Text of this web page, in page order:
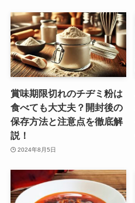
賞味期限切れのチヂミ粉は
食べても大丈夫？開封後の
保存方法と注意点を徹底解
説！
2024年8月5日